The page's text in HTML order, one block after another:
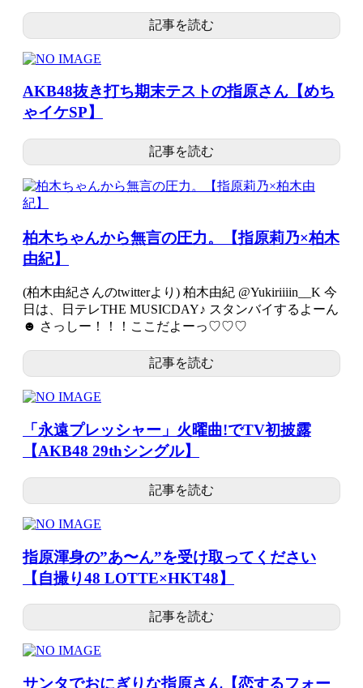
記事を読む
AKB48抜き打ち期末テストの指原さん【めち
ゃイケSP】
記事を読む
柏木ちゃんから無言の圧力。【指原莉乃×柏木
由紀】
(柏木由紀さんのtwitterより) 柏木由紀 ‏@Yukiriiiin__K 今
日は、日テレTHE MUSICDAY♪ スタンバイするよーん
☻ さっしー！！！ここだよーっ♡♡♡
記事を読む
「永遠プレッシャー」火曜曲!でTV初披露
【AKB48 29thシングル】
記事を読む
指原渾身の”あ〜ん”を受け取ってください
【自撮り48 LOTTE×HKT48】
記事を読む
サンタでおにぎりな指原さん【恋するフォー